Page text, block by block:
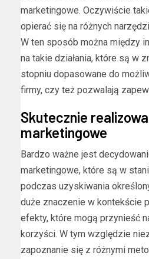
marketingowe. Oczywiście
opierać się na różnych
W ten sposób można między
na takie działania, które są w
stopniu dopasowane do
firmy, czy też pozwalają
Skutecznie
marketingowe
Bardzo ważne jest
marketingowe, które są w
podczas uzyskiwania
duże znaczenie w kontekście
efekty, które mogą przynieść
korzyści. W tym względzie
zapoznanie się z różnymi